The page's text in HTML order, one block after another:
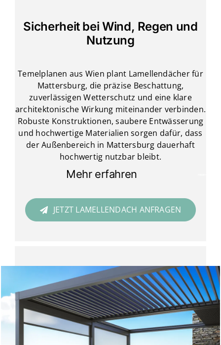
Sicherheit bei Wind, Regen und
Nutzung
Temelplanen aus Wien plant Lamellendächer für
Mattersburg, die präzise Beschattung,
zuverlässigen Wetterschutz und eine klare
architektonische Wirkung miteinander verbinden.
Robuste Konstruktionen, saubere Entwässerung
und hochwertige Materialien sorgen dafür, dass
der Außenbereich in Mattersburg dauerhaft
hochwertig nutzbar bleibt.
Mehr erfahren
JETZT LAMELLENDACH ANFRAGEN